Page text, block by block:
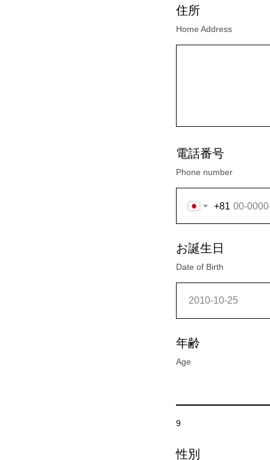
住所
Home Address
電話番号
Phone number
+81
お誕生日
Date of Birth
年齢
Age
9
性別